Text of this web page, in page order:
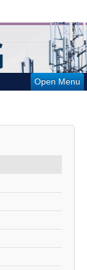
Open Menu